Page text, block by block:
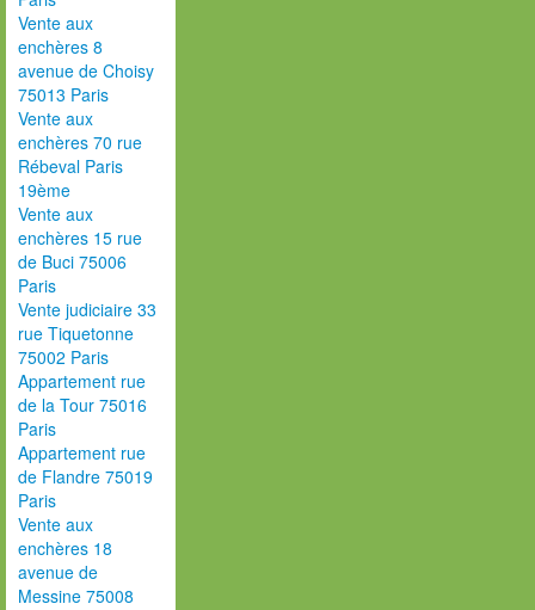
Vente aux
enchères 8
avenue de Choisy
75013 Paris
Vente aux
enchères 70 rue
Rébeval Paris
19ème
Vente aux
enchères 15 rue
de Buci 75006
Paris
Vente judiciaire 33
rue Tiquetonne
75002 Paris
Appartement rue
de la Tour 75016
Paris
Appartement rue
de Flandre 75019
Paris
Vente aux
enchères 18
avenue de
Messine 75008